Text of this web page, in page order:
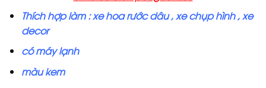
Thích hợp làm : xe hoa rước dâu , xe chụp hình , xe
decor
có máy lạnh
màu kem